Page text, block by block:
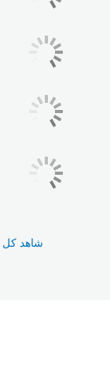
شاهد كل